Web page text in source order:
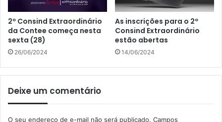
2º Consind Extraordinário
da Contee começa nesta
sexta (28)
26/06/2024
As inscrições para o 2º
Consind Extraordinário
estão abertas
14/06/2024
Deixe um comentário
O seu endereço de e-mail não será publicado. Campos